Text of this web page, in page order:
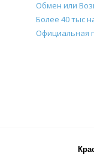
Обмен или
Более 40 тыс
Официальная